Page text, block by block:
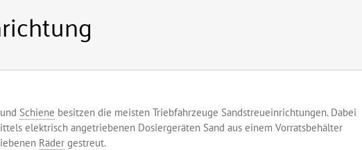
Schiene besitzen die meisten Triebfahrzeuge Sandstreueinrichtungen. Dabei
elektrisch angetriebenen Dosiergeräten Sand aus einem Vorratsbehälter
Räder gestreut.